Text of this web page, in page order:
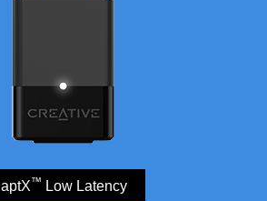
aptX™ Low Latency